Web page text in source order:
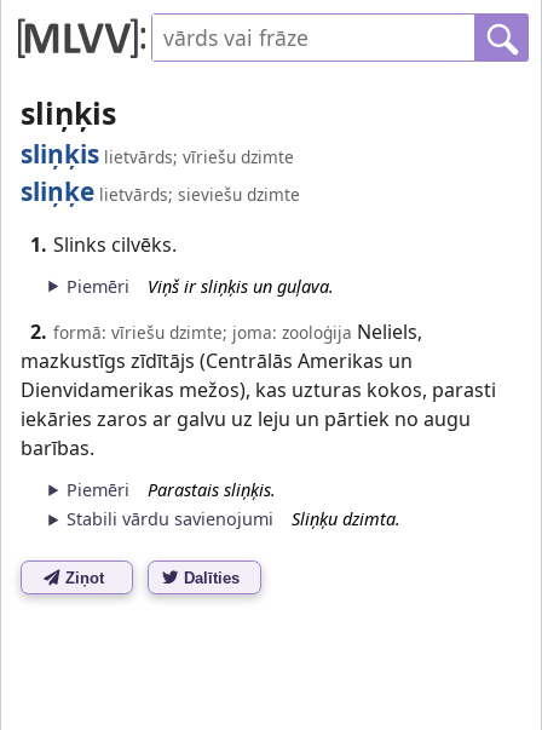
sliņķis
sliņķis lietvārds; vīriešu dzimte
sliņķe lietvārds; sieviešu dzimte
1. Slinks cilvēks.
Piemēri Viņš ir sliņķis un guļava.
2. formā: vīriešu dzimte; joma: zooloģija Neliels,
mazkustīgs zīdītājs (Centrālās Amerikas un
Dienvidamerikas mežos), kas uzturas kokos, parasti
iekāries zaros ar galvu uz leju un pārtiek no augu
barības.
Piemēri
Parastais sliņķis.
Stabili vārdu savienojumi
Sliņķu dzimta.
Ziņot Dalīties